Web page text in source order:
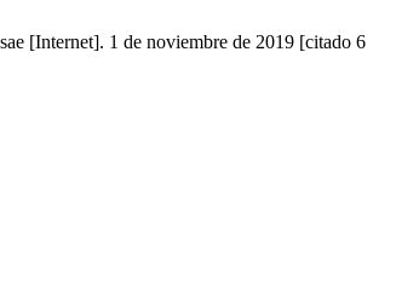
[Internet]. 1 de noviembre de 2019 [citado 6